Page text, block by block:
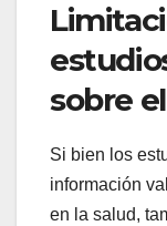
sobre
Si bien los
información
en la salud,